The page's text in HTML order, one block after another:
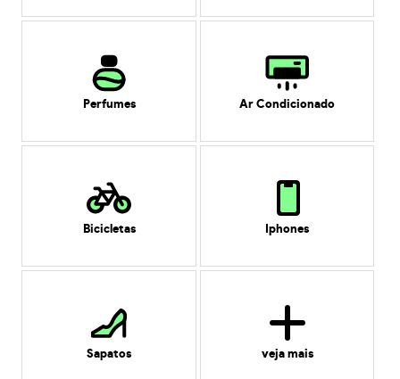
Perfumes Ar Condicionado
Bicicletas Iphones
Sapatos veja mais